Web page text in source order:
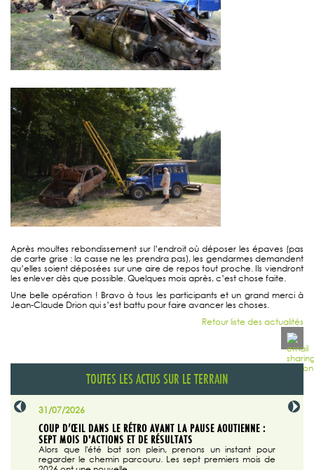
Après moultes rebondissement sur l’endroit où déposer les épaves (pas
de carte grise : la casse ne les prendra pas), les gendarmes demandent
qu’elles soient déposées sur une aire de repos tout proche. Ils viendront
les enlever dès que possible. Quelques mois après, c’est chose faite.
Une belle opération ! Bravo à tous les participants et un grand merci à
Jean-Claude Drion qui s’est battu pour faire avancer les choses.
Retour liste des actualités
TOUTES LES ACTUS SUR LE TERRAIN
31/07/2026
COUP D’ŒIL DANS LE RÉTRO AVANT LA PAUSE AOUTIENNE :
SEPT MOIS D'ACTIONS ET DE RÉSULTATS
Alors que l'été bat son plein, prenons un instant pour
regarder le chemin parcouru. Les sept premiers mois de
29/07/